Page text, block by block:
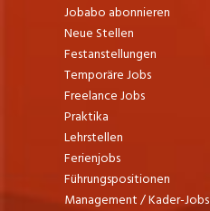
Jobabo abonnieren
Neue Stellen
Festanstellungen
Temporäre Jobs
Freelance Jobs
Praktika
Lehrstellen
Ferienjobs
Führungspositionen
Management / Kader-Jobs